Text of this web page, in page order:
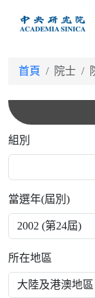
首頁 院士
組別
當選年(屆別)
所在地區